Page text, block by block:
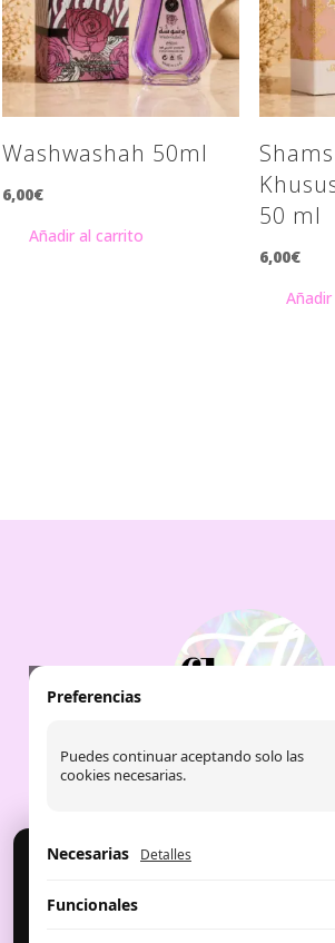
Washwashah 50ml
6,00€
Añadir al carrito
50 ml
6,00€
privacidad
Cookies
aceptar, rechazar o configurar.
Preferencias
Puedes continuar aceptando solo las
cookies necesarias.
Necesarias Detalles
Funcionales